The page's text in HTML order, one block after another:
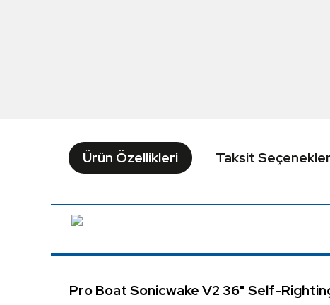
Ürün Özellikleri Taksit
Pro Boat Sonicwake V2 36" Self-